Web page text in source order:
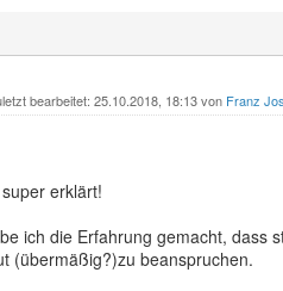
bearbeitet: 25.10.2018, 18:13 von Franz
erklärt!
ich die Erfahrung gemacht, dass
(übermäßig?)zu beanspruchen.